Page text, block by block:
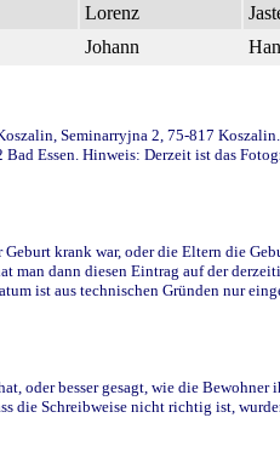
Lorenz
Johann
Seminarryjna 2, 75-817
Essen. Hinweis: Derzeit ist das
krank war, oder die Eltern die
man dann diesen Eintrag auf der
ist aus technischen Gründen nur
besser gesagt, wie die Bewohner
die Schreibweise nicht richtig ist,